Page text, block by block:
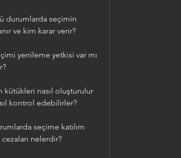
durumlarda seçimin
ve kim karar verir?
yenileme yetkisi var mı
kütükleri nasıl oluşturulur
kontrol edebilirler?
seçime katılım
nelerdir?